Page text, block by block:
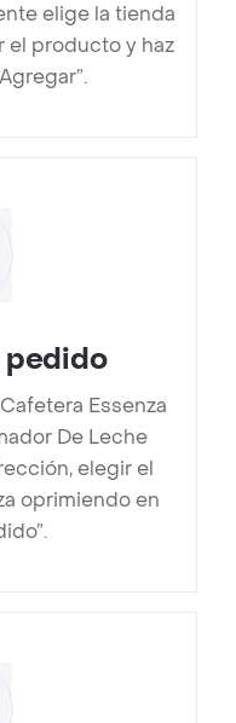
elige la tienda
el producto y haz
pedido
Essenza
De Leche
elegir el
oprimiendo en